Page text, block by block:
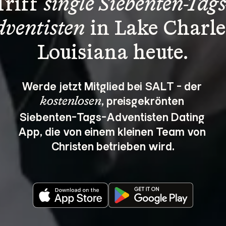
single Siebenten-
in Lake
Louisiana heute.
Werde jetzt Mitglied bei SALT - der
kostenlosen, preisgekrönten
Siebenten-Tags-Adventisten Dating
App, die von einem kleinen Team von
Christen betrieben wird.